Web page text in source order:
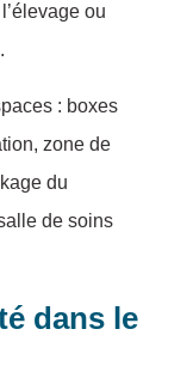
ou
: boxes
zone de
du
de soins
dans le